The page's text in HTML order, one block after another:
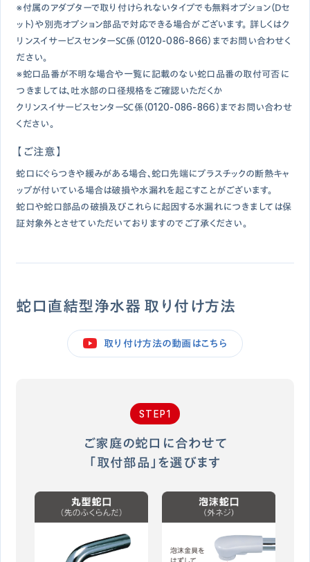
※付属のアダプターで取り付けられないタイプでも無料オプション（Ｄセ
ット）や別売オプション部品で対応できる場合がございます。 詳しくはク
リンスイサービスセンターＳＣ係（0120-086-866）までお問い合わせく
ださい。
※蛇口品番が不明な場合や一覧に記載のない蛇口品番の取付可否に
つきましては、吐水部の口径規格をご確認いただくか
クリンスイサービスセンターＳＣ係（0120-086-866）までお問い合わせ
ください。
【ご注意】
蛇口にぐらつきや緩みがある場合、蛇口先端にプラスチックの断熱キャ
ップが付いている場合は破損や水漏れを起こすことがございます。
蛇口や蛇口部品の破損及びこれらに起因する水漏れにつきましては保
証対象外とさせていただいておりますのでご了承ください。
蛇口直結型浄水器 取り付け方法
取り付け方法の動画はこちら
STEP1
ご家庭の蛇口に合わせて
「取付部品」を選びます